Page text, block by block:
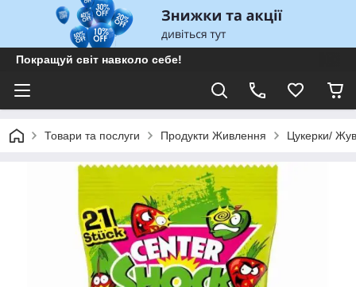
Покращуй світ навколо себе!
Товари та послуги Продукти Живлення Цукерки/